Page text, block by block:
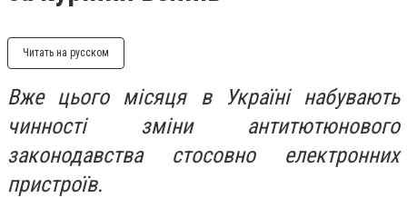
Читать на русском
Вже цього місяця в Україні набувають
чинності зміни антитютюнового
законодавства стосовно електронних
пристроїв.